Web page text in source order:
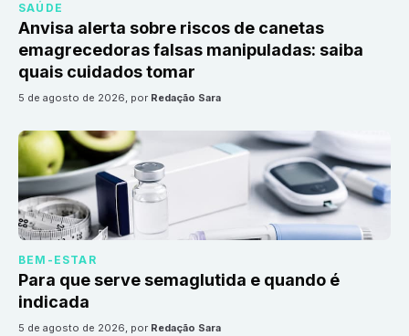
SAÚDE
Anvisa alerta sobre riscos de canetas
emagrecedoras falsas manipuladas: saiba
quais cuidados tomar
5 de agosto de 2026, por Redação Sara
BEM-ESTAR
Para que serve semaglutida e quando é
indicada
5 de agosto de 2026, por Redação Sara